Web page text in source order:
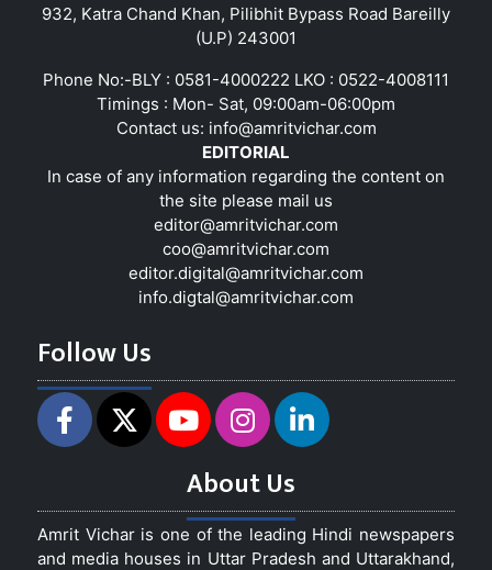
932, Katra Chand Khan, Pilibhit Bypass Road Bareilly
(U.P) 243001
Phone No:-BLY : 0581-4000222 LKO : 0522-4008111
Timings : Mon- Sat, 09:00am-06:00pm
Contact us: info@amritvichar.com
EDITORIAL
In case of any information regarding the content on
the site please mail us
editor@amritvichar.com
coo@amritvichar.com
editor.digital@amritvichar.com
info.digtal@amritvichar.com
Follow Us
About Us
Amrit Vichar is one of the leading Hindi newspapers
and media houses in Uttar Pradesh and Uttarakhand,